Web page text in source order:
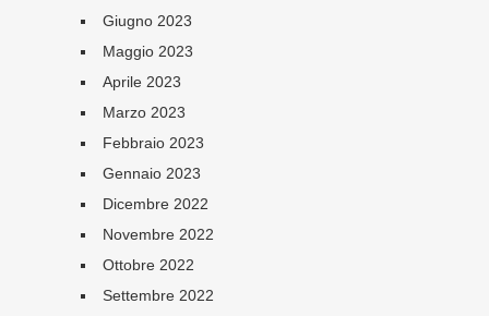
Giugno 2023
Maggio 2023
Aprile 2023
Marzo 2023
Febbraio 2023
Gennaio 2023
Dicembre 2022
Novembre 2022
Ottobre 2022
Settembre 2022